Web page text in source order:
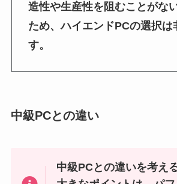
造性や生産性を阻むことがな
ため、ハイエンドPCの選択は
す。
中級PCとの違い
中級PCとの違いを考え